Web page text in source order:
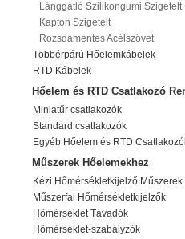
Lánggátló Szilikongumi Szigetelt
Kapton Szigetelt
Rozsdamentes Acélszövet
Többérpárú Hőelemkábelek
RTD Kábelek
Hőelem és RTD Csatlakozó
Miniatűr csatlakozók
Standard csatlakozók
Egyéb Hőelem és RTD
Műszerek Hőelemekhez
Kézi Hőmérsékletkijelző Műszerek
Műszerfal Hőmérsékletkijelzők
Hőmérséklet Távadók
Hőmérséklet-szabályzók